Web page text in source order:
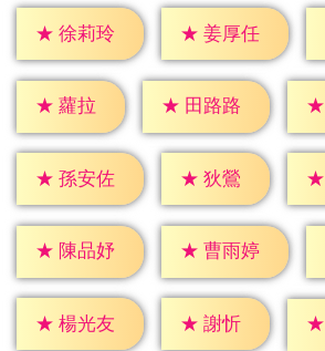
★ 徐莉玲 ★ 姜厚任
★ 蘿拉 ★ 田路路 ★
★ 孫安佐 ★ 狄鶯 ★
★ 陳品妤 ★ 曹雨婷
★ 楊光友 ★ 謝忻 ★